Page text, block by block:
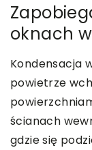
oknach
Kondensacja
powietrze
ścianach
gdzie się